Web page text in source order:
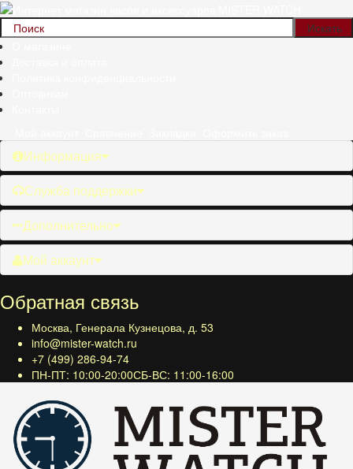
Информация
Служба поддержки
Дополнительно
Мой аккаунт
Обратная связь
Москва, Генерала Кузнецова, д. 53
info@mister-watch.ru
+7 (499) 286-94-74
ПН-ПТ: 10:00-20:00СБ-ВС: 11:00-16:00